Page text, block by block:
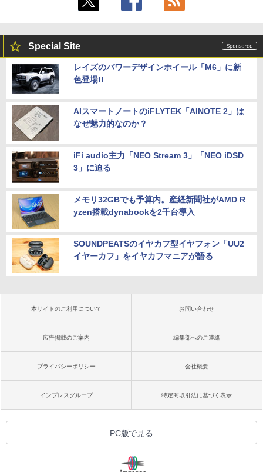
Special Site
レイズのパワーデザインホイール「M6」に新
色登場!!
AIスマートノートのiFLYTEK「AINOTE 2」は
なぜ魅力的なのか？
iFi audio主力「NEO Stream 3」「NEO iDSD
3」に迫る
メモリ32GBでも予算内。産経新聞社がAMD R
yzen搭載dynabookを2千台導入
SOUNDPEATSのイヤカフ型イヤフォン「UU2
イヤーカフ」をイヤカフマニアが語る
本サイトのご利用について お問い合わせ
広告掲載のご案内 編集部へのご連絡
プライバシーポリシー 会社概要
インプレスグループ 特定商取引法に基づく表示
PC版で見る